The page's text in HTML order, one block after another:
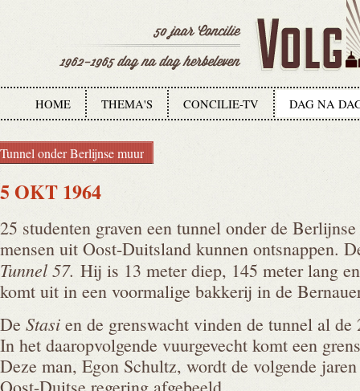
HOME THEMA'S CONCILIE-TV DAG NA
Tunnel onder Berlijnse muur
5 OKT 1964
25 studenten graven een tunnel onder de
mensen uit Oost-Duitsland kunnen ontsnappen.
Tunnel 57. Hij is 13 meter diep, 145 meter lang
komt uit in een voormalige bakkerij in de
De Stasi en de grenswacht vinden de tunnel al de
In het daaropvolgende vuurgevecht komt een
Deze man, Egon Schultz, wordt de volgende